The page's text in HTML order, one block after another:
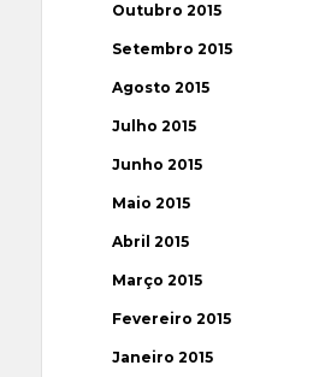
Outubro 2015
Setembro 2015
Agosto 2015
Julho 2015
Junho 2015
Maio 2015
Abril 2015
Março 2015
Fevereiro 2015
Janeiro 2015